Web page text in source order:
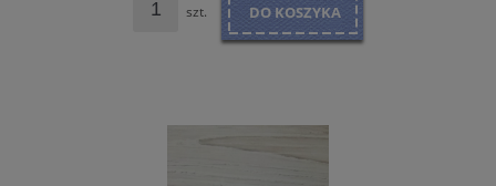
szt. DO KOSZYKA